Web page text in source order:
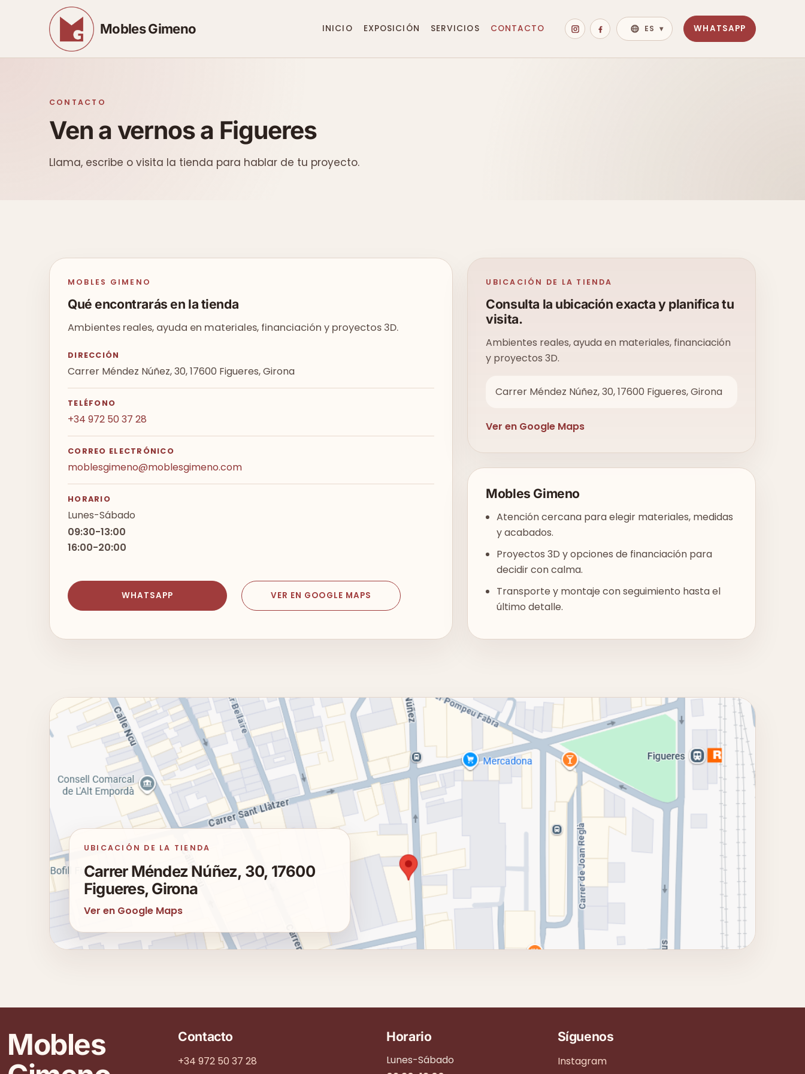
Mobles Gimeno INICIO EXPOSICIÓN SERVICIOS CONTACTO ES ▾ WHATSAPP
CONTACTO
Ven a vernos a Figueres
Llama, escribe o visita la tienda para hablar de tu proyecto.
MOBLES GIMENO
Qué encontrarás en la tienda
Ambientes reales, ayuda en materiales, financiación y proyectos 3D.
DIRECCIÓN
Carrer Méndez Núñez, 30, 17600 Figueres, Girona
TELÉFONO
+34 972 50 37 28
CORREO ELECTRÓNICO
moblesgimeno@moblesgimeno.com
HORARIO
Lunes-Sábado
09:30-13:00
16:00-20:00
WHATSAPP VER EN GOOGLE MAPS
UBICACIÓN DE LA TIENDA
Consulta la ubicación exacta y planifica tu
visita.
Ambientes reales, ayuda en materiales, financiación
y proyectos 3D.
Carrer Méndez Núñez, 30, 17600 Figueres, Girona
Ver en Google Maps
Mobles Gimeno
Atención cercana para elegir materiales, medidas
y acabados.
Proyectos 3D y opciones de financiación para
decidir con calma.
Transporte y montaje con seguimiento hasta el
último detalle.
UBICACIÓN DE LA TIENDA
Carrer Méndez Núñez, 30, 17600
Figueres, Girona
Ver en Google Maps
Mobles
Contacto
+34 972 50 37 28
Horario
Lunes-Sábado
Síguenos
Instagram